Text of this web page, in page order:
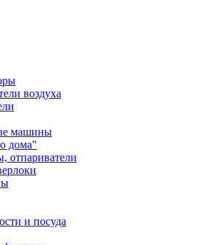
воздуха
машины
дома"
отпариватели
и посуда